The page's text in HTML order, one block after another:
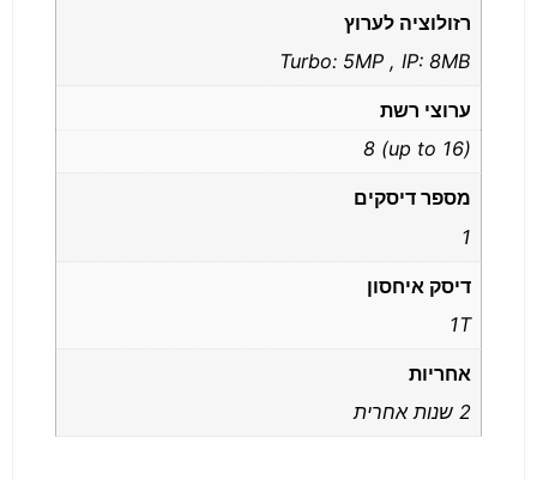
רזולוציה לערוץ
Turbo: 5MP , IP: 8MB
ערוצי רשת
(up to 16) 8
מספר דיסקים
1
דיסק איחסון
1T
אחריות
2 שנות אחרית